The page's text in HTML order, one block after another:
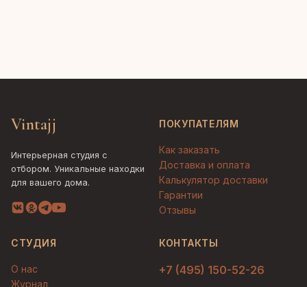
Vintajj
Интерьерная студия с
отбором. Уникальные находки
для вашего дома.
ПОКУПАТЕЛЯМ
Как заказать
Доставка и оплата
Калькулятор доставки
Гарантии
Отзывы
СТУДИЯ
О нас
Журнал
КОНТАКТЫ
+7 (495) 150-52-26